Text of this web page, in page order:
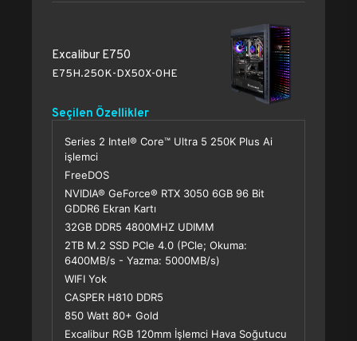
Excalibur E750
E75H.250K-DX50X-0HE
Seçilen Özellikler
Series 2 Intel® Core™ Ultra 5 250K Plus Ai
işlemci
FreeDOS
NVIDIA® GeForce® RTX 3050 6GB 96 Bit
GDDR6 Ekran Kartı
32GB DDR5 4800MHZ UDIMM
2TB M.2 SSD PCle 4.0 (PCle; Okuma:
6400MB/s - Yazma: 5000MB/s)
WIFI Yok
CASPER H810 DDR5
850 Watt 80+ Gold
Excalibur RGB 120mm İşlemci Hava Soğutucu